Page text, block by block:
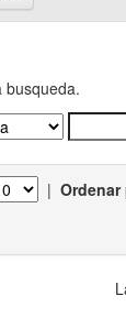
busqueda.
| Ordenar